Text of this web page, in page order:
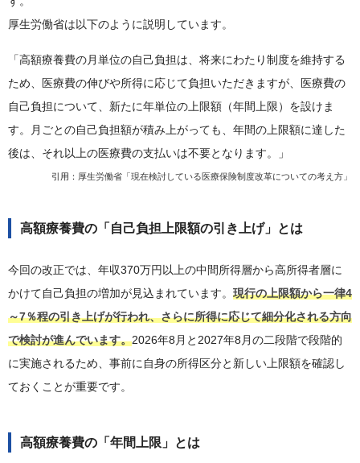
厚生労働省は以下のように説明しています。
「高額療養費の月単位の自己負担は、将来にわたり制度を維持する
ため、医療費の伸びや所得に応じて負担いただきますが、医療費の
自己負担について、新たに年単位の上限額（年間上限）を設けま
す。月ごとの自己負担額が積み上がっても、年間の上限額に達した
後は、それ以上の医療費の支払いは不要となります。」
引用： 厚生労働省「現在検討している医療保険制度改革についての考え方」
高額療養費の「自己負担上限額の引き上げ」とは
今回の改正では、年収370万円以上の中間所得層から高所得者層に
かけて自己負担の増加が見込まれています。 現行の上限額から一律4
～7％程の引き上げが行われ、さらに所得に応じて細分化される方向
で検討が進んでいます。2026年8月と2027年8月の二段階で段階的
に実施されるため、事前に自身の所得区分と新しい上限額を確認し
ておくことが重要です。
高額療養費の「年間上限」とは